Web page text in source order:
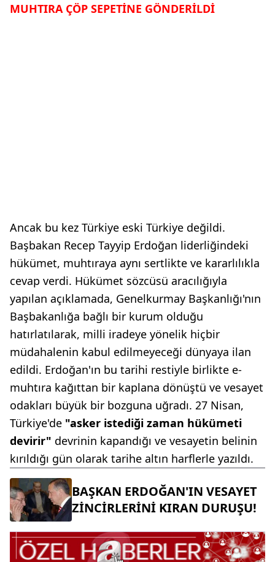
MUHTIRA ÇÖP SEPETİNE GÖNDERİLDİ
Ancak bu kez Türkiye eski Türkiye değildi.
Başbakan Recep Tayyip Erdoğan liderliğindeki
hükümet, muhtıraya aynı sertlikte ve kararlılıkla
cevap verdi. Hükümet sözcüsü aracılığıyla
yapılan açıklamada, Genelkurmay Başkanlığı'nın
Başbakanlığa bağlı bir kurum olduğu
hatırlatılarak, milli iradeye yönelik hiçbir
müdahalenin kabul edilmeyeceği dünyaya ilan
edildi. Erdoğan'ın bu tarihi restiyle birlikte e-
muhtıra kağıttan bir kaplana dönüştü ve vesayet
odakları büyük bir bozguna uğradı. 27 Nisan,
Türkiye'de "asker istediği zaman hükümeti
devirir" devrinin kapandığı ve vesayetin belinin
kırıldığı gün olarak tarihe altın harflerle yazıldı.
BAŞKAN ERDOĞAN'IN VESAYET
ZİNCİRLERİNİ KIRAN DURUŞU!